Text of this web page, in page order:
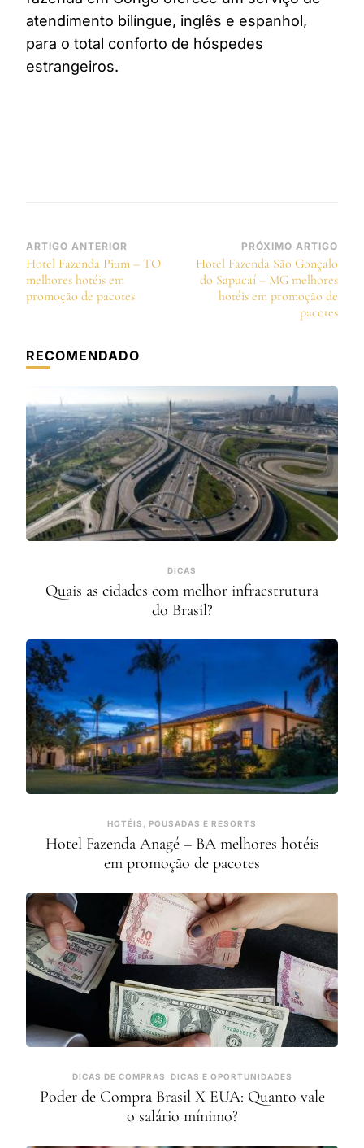
atendimento bilíngue, inglês e espanhol,
para o total conforto de hóspedes
estrangeiros.
Navegação
de
post
ARTIGO ANTERIOR
Hotel Fazenda Pium – TO
melhores hotéis em
promoção de pacotes
PRÓXIMO ARTIGO
Hotel Fazenda São Gonçalo
do Sapucaí – MG melhores
hotéis em promoção de
pacotes
RECOMENDADO
DICAS
Quais as cidades com melhor infraestrutura
do Brasil?
HOTÉIS, POUSADAS E RESORTS
Hotel Fazenda Anagé – BA melhores hotéis
em promoção de pacotes
DICAS DE COMPRAS DICAS E OPORTUNIDADES
Poder de Compra Brasil X EUA: Quanto vale
o salário mínimo?